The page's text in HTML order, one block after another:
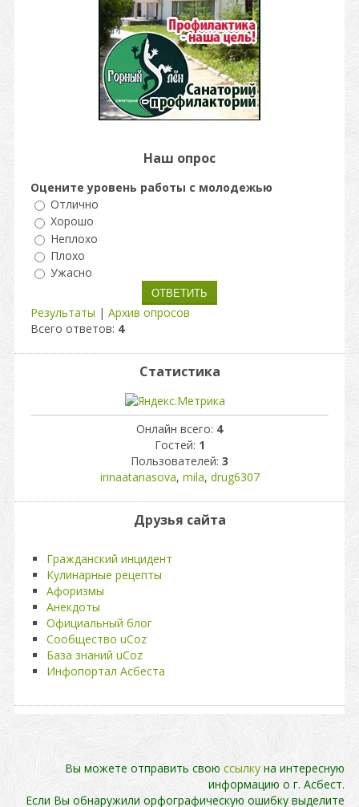
Наш опрос
Оцените уровень работы с молодежью
Отлично
Хорошо
Неплохо
Плохо
Ужасно
Результаты | Архив опросов
Всего ответов: 4
Статистика
Онлайн всего: 4
Гостей: 1
Пользователей: 3
irinaatanasova, mila, drug6307
Друзья сайта
Гражданский инцидент
Кулинарные рецепты
Афоризмы
Анекдоты
Официальный блог
Сообщество uCoz
База знаний uCoz
Инфопортал Асбеста
Вы можете отправить свою ссылку на интересную
информацию о г. Асбест.
Если Вы обнаружили орфографическую ошибку выделите